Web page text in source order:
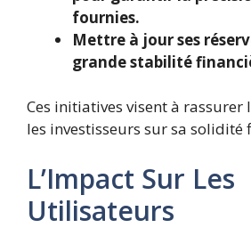
fournies.
Mettre à jour ses
grande stabilité
Ces initiatives visent à
les investisseurs sur sa solidité
L’Impact Sur Les
Utilisateurs